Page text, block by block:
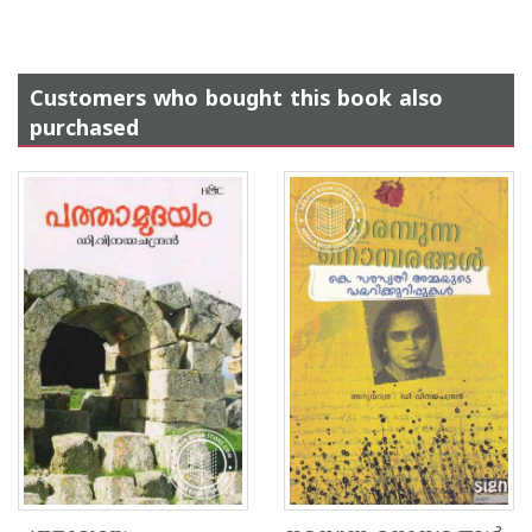
Customers who bought this book also
purchased